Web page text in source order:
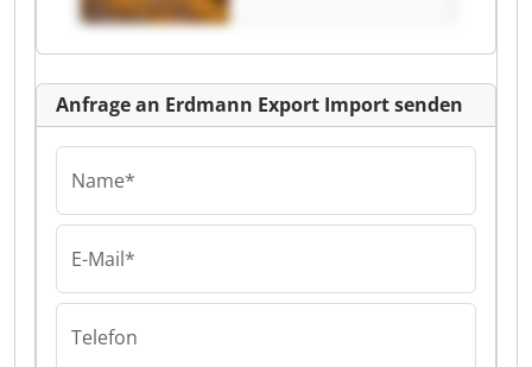
Anfrage an Erdmann Export Import senden
Name*
E-Mail*
Telefon